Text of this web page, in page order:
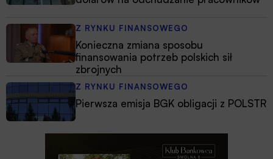
Z RYNKU FINANSOWEGO
Konieczna zmiana sposobu
finansowania potrzeb polskich sił
zbrojnych
Z RYNKU FINANSOWEGO
Pierwsza emisja BGK obligacji z POLSTR